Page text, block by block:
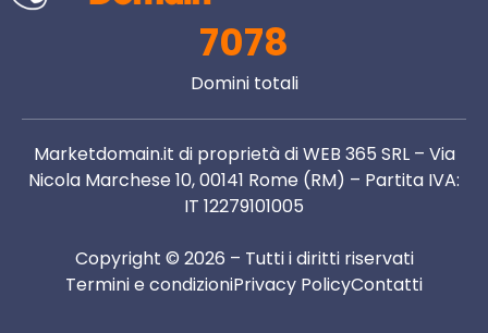
7078
Domini totali
Marketdomain.it di proprietà di WEB 365 SRL – Via
Nicola Marchese 10, 00141 Rome (RM) – Partita IVA:
IT 12279101005
Copyright © 2026 – Tutti i diritti riservati
Termini e condizioniPrivacy PolicyContatti